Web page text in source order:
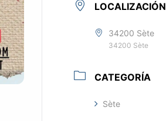
LOCALIZACIÓN
34200 Sète
34200 Sète
CATEGORÍA
Sète